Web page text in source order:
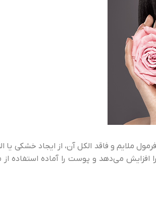
ملایم و فاقد الکل آن، از ایجاد خشکی یا
می‌دهد و پوست را آماده استفاده